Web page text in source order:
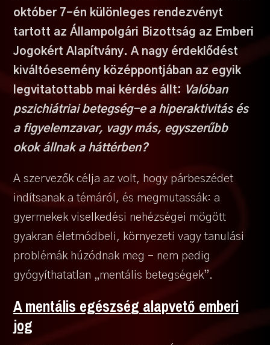
októ ber 7-én kül önleges rendezvényt
tartott az Állampolgári Bizottság az Emberi
Jogokért Alapítvány. A nagy érdeklődést
kiváltóesemény középpontjában az egyik
legvitatottabb mai kérd és á llt: Valóban
pszichiátriai betegség-e a hiperaktivitás és
a figyelemzavar, vagy más, egyszerűbb
okok állnak a háttérben?
A szervezők célja az volt, hogy párbeszédet
indítsanak a témáról, és megmutassák: a
gyermekek viselkedési nehézségei mögött
gyakran életmódbeli, környezeti vagy tanulási
problémák húzódnak meg – nem pedig
gyógyíthatatlan „mentális betegségek”.
A mentális egészség alapvető emberi
jog